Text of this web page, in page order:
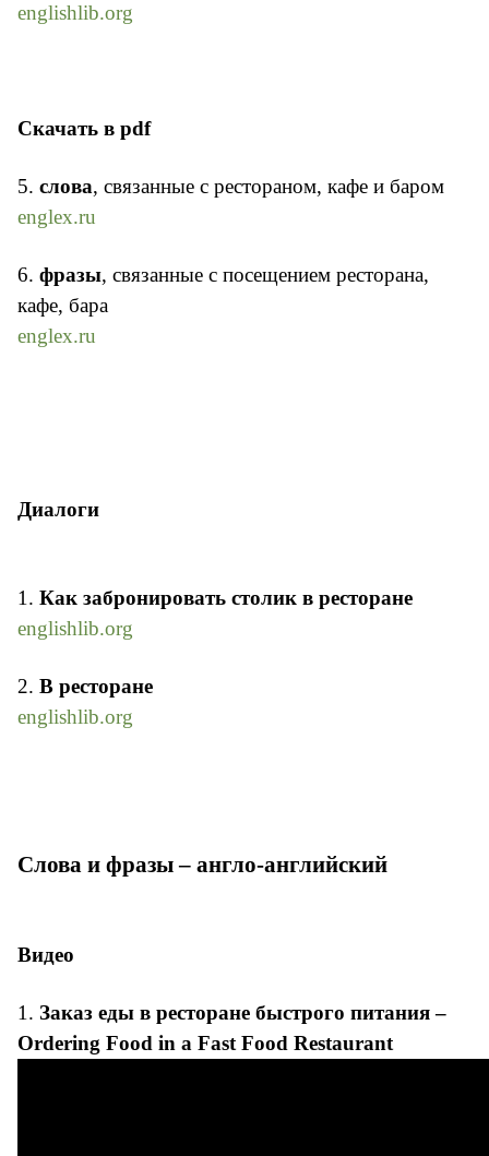
englishlib.org
Скачать в pdf
5. слова, связанные с рестораном, кафе и баром
englex.ru
6. фразы, связанные с посещением ресторана,
кафе, бара
englex.ru
Диалоги
1. Как забронировать столик в ресторане
englishlib.org
2. В ресторане
englishlib.org
Слова и фразы – англо-английский
Видео
1. Заказ еды в ресторане быстрого питания –
Ordering Food in a Fast Food Restaurant